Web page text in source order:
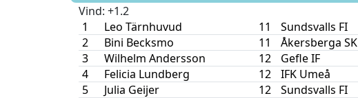
Vind: +1.2
1
Leo Tärnhuvud 11 Sundsvalls FI
2
Bini Becksmo 11 Åkersberga SK
3
Wilhelm Andersson 12 Gefle IF
4
Felicia Lundberg 12 IFK Umeå
5
Julia Geijer 12 Sundsvalls FI